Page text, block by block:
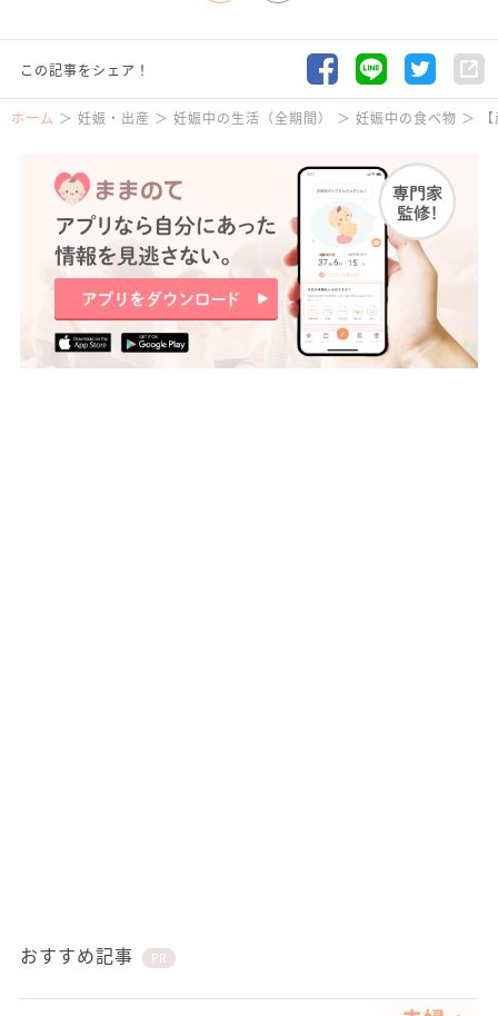
この記事をシェア！
ホーム 妊娠・出産 妊娠中の生活（全期間） 妊娠中の食べ物
おすすめ記事 PR